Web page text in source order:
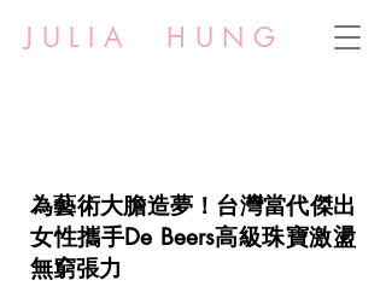
JULIA HUNG
為藝術大膽造夢！台灣當代傑出
女性攜手De Beers高級珠寶激盪
無窮張力